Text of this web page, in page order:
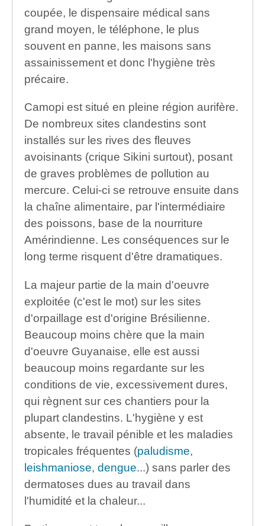
coupée, le dispensaire médical sans
grand moyen, le téléphone, le plus
souvent en panne, les maisons sans
assainissement et donc l'hygiène très
précaire.
Camopi est situé en pleine région aurifère.
De nombreux sites clandestins sont
installés sur les rives des fleuves
avoisinants (crique Sikini surtout), posant
de graves problèmes de pollution au
mercure. Celui-ci se retrouve ensuite dans
la chaîne alimentaire, par l'intermédiaire
des poissons, base de la nourriture
Amérindienne. Les conséquences sur le
long terme risquent d'être dramatiques.
La majeur partie de la main d'oeuvre
exploitée (c'est le mot) sur les sites
d'orpaillage est d'origine Brésilienne.
Beaucoup moins chère que la main
d'oeuvre Guyanaise, elle est aussi
beaucoup moins regardante sur les
conditions de vie, excessivement dures,
qui règnent sur ces chantiers pour la
plupart clandestins. L'hygiène y est
absente, le travail pénible et les maladies
tropicales fréquentes (paludisme,
leishmaniose, dengue...) sans parler des
dermatoses dues au travail dans
l'humidité et la chaleur...